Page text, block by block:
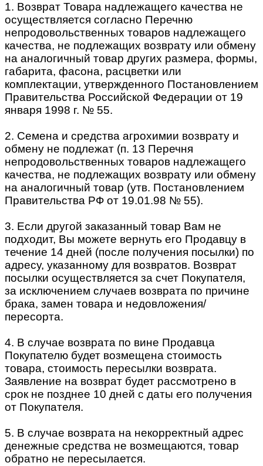
1. Возврат Товара надлежащего качества не
осуществляется согласно Перечню
непродовольственных товаров надлежащего
качества, не подлежащих возврату или обмену
на аналогичный товар других размера, формы,
габарита, фасона, расцветки или
комплектации, утвержденного Постановлением
Правительства Российской Федерации от 19
января 1998 г. № 55.
2. Семена и средства агрохимии возврату и
обмену не подлежат (п. 13 Перечня
непродовольственных товаров надлежащего
качества, не подлежащих возврату или обмену
на аналогичный товар (утв. Постановлением
Правительства РФ от 19.01.98 № 55).
3. Если другой заказанный товар Вам не
подходит, Вы можете вернуть его Продавцу в
течение 14 дней (после получения посылки) по
адресу, указанному для возвратов. Возврат
посылки осуществляется за счет Покупателя,
за исключением случаев возврата по причине
брака, замен товара и недовложения/
пересорта.
4. В случае возврата по вине Продавца
Покупателю будет возмещена стоимость
товара, стоимость пересылки возврата.
Заявление на возврат будет рассмотрено в
срок не позднее 10 дней с даты его получения
от Покупателя.
5. В случае возврата на некорректный адрес
денежные средства не возмещаются, товар
обратно не пересылается.